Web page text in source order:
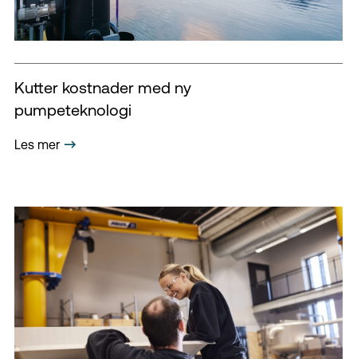
Kutter kostnader med ny
pumpeteknologi
Les mer